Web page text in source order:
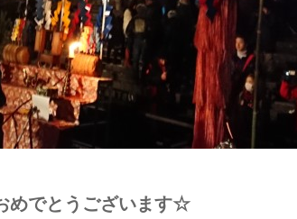
めでとうございます☆